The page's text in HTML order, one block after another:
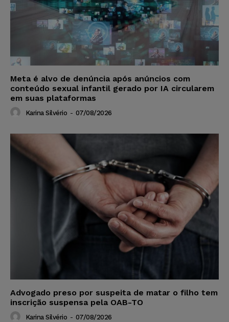
Meta é alvo de denúncia após anúncios com
conteúdo sexual infantil gerado por IA circularem
em suas plataformas
Karina Silvério - 07/08/2026
Advogado preso por suspeita de matar o filho tem
inscrição suspensa pela OAB-TO
Karina Silvério - 07/08/2026